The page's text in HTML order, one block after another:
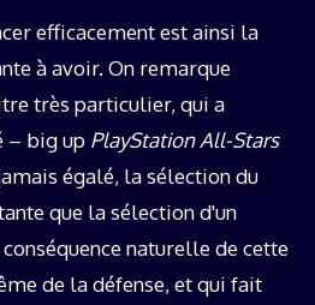
efficacement est ainsi la
à avoir. On remarque
très particulier, qui a
– big up PlayStation All-Stars
égalé, la sélection du
que la sélection d'un
naturelle de cette
de la défense, et qui fait